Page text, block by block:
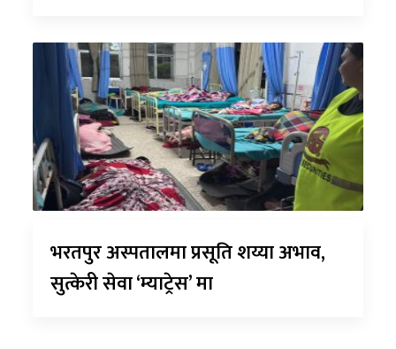
भरतपुर अस्पतालमा प्रसूति शय्या अभाव,
सुत्केरी सेवा ‘म्याट्रेस’ मा